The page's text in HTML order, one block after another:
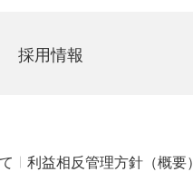
採用情報
利益相反管理方針（概要）